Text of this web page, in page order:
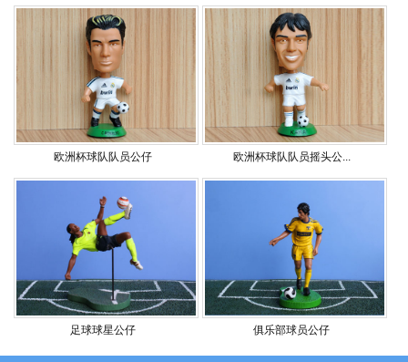
欧洲杯球队队员公仔 欧洲杯球队队员摇头公...
足球球星公仔 俱乐部球员公仔